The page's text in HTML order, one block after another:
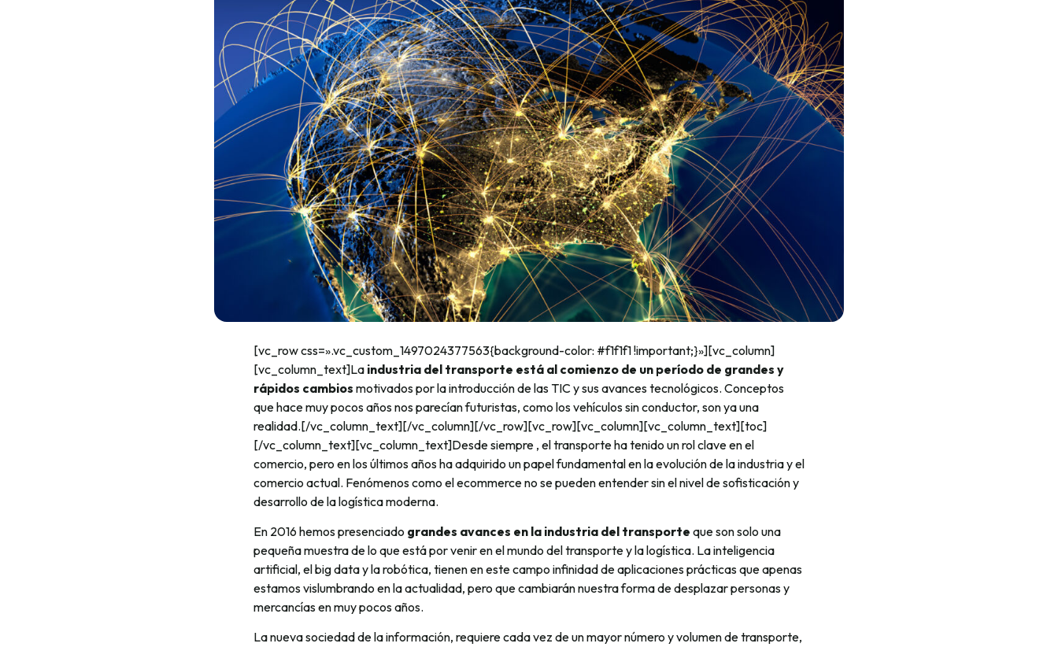
[vc_row css=».vc_custom_1497024377563{background-color: #f1f1f1 !important;}»][vc_column]
[vc_column_text]La industria del transporte está al comienzo de un período de grandes y
rápidos cambios motivados por la introducción de las TIC y sus avances tecnológicos. Conceptos
que hace muy pocos años nos parecían futuristas, como los vehículos sin conductor, son ya una
realidad.[/vc_column_text][/vc_column][/vc_row][vc_row][vc_column][vc_column_text][toc]
[/vc_column_text][vc_column_text]Desde siempre , el transporte ha tenido un rol clave en el
comercio, pero en los últimos años ha adquirido un papel fundamental en la evolución de la industria y el
comercio actual. Fenómenos como el ecommerce no se pueden entender sin el nivel de sofisticación y
desarrollo de la logística moderna.
En 2016 hemos presenciado grandes avances en la industria del transporte que son solo una
pequeña muestra de lo que está por venir en el mundo del transporte y la logística. La inteligencia
artificial, el big data y la robótica, tienen en este campo infinidad de aplicaciones prácticas que apenas
estamos vislumbrando en la actualidad, pero que cambiarán nuestra forma de desplazar personas y
mercancías en muy pocos años.
La nueva sociedad de la información, requiere cada vez de un mayor número y volumen de transporte,